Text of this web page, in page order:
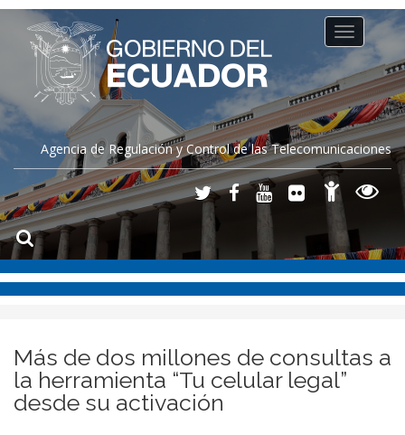
Agencia de Regulación y Control de las Telecomunicaciones
Toggle
navigation
Más de dos millones de consultas a
la herramienta “Tu celular legal”
desde su activación